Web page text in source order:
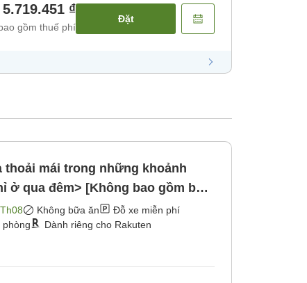
5.719.451 ₫
gồm thuế phí
Đặt
thoải mái trong những khoảnh
ở qua đêm> [Không bao gồm bữa
Không bữa ăn
Đỗ xe miễn phí
phòng
Dành riêng cho Rakuten